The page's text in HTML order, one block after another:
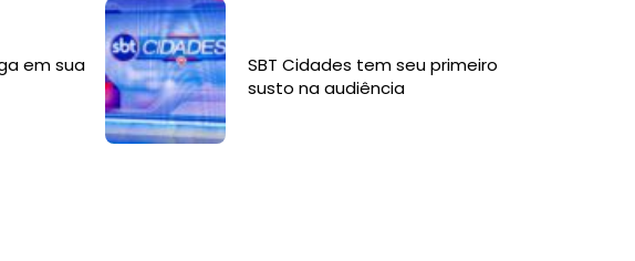
em sua
SBT Cidades tem seu primeiro
susto na audiência